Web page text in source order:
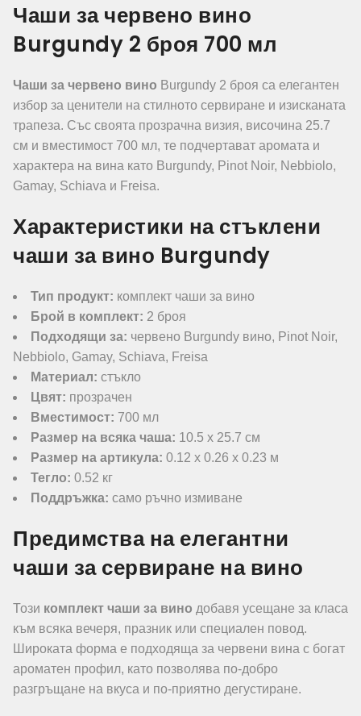
Чаши за червено вино
Burgundy 2 броя 700 мл
Чаши за червено вино Burgundy 2 броя са елегантен
избор за ценители на стилното сервиране и изисканата
трапеза. Със своята прозрачна визия, височина 25.7
см и вместимост 700 мл, те подчертават аромата и
характера на вина като Burgundy, Pinot Noir, Nebbiolo,
Gamay, Schiava и Freisa.
Характеристики на стъклени
чаши за вино Burgundy
Тип продукт: комплект чаши за вино
Брой в комплект: 2 броя
Подходящи за: червено Burgundy вино, Pinot Noir,
Nebbiolo, Gamay, Schiava, Freisa
Материал: стъкло
Цвят: прозрачен
Вместимост: 700 мл
Размер на всяка чаша: 10.5 x 25.7 см
Размер на артикула: 0.12 x 0.26 x 0.23 м
Тегло: 0.52 кг
Поддръжка: само ръчно измиване
Предимства на елегантни
чаши за сервиране на вино
Този комплект чаши за вино добавя усещане за класа
към всяка вечеря, празник или специален повод.
Широката форма е подходяща за червени вина с богат
ароматен профил, като позволява по-добро
разгръщане на вкуса и по-приятно дегустиране.